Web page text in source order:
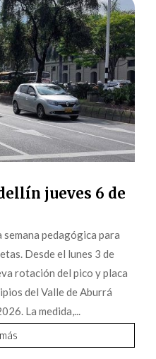
jueves 6 de
semana pedagógica para
Desde el lunes 3 de
rotación del pico y placa
del Valle de Aburrá
La medida,...